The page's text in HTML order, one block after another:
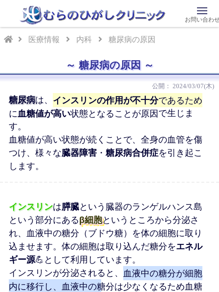
医療情報 内科 糖尿病の原因
糖尿病の原因
2024/03/07(木)
糖尿病は、 インスリンの作用が不十分であるため
に 血糖値が高い状態となることが原因 で生じま
す。
血糖値が高い状態が続くことで、全身の血管を傷
つけ、様々な臓器障害 ・ 糖尿病合併症を引き起こ
します。
インスリンは膵臓という臓器のランゲルハンス島
という部分にあるβ細胞というところから分泌さ
れ、血液中の糖分（ブドウ糖）を体の細胞に取り
込ませます。体の細胞は取り込んだ糖分をエネル
ギー源💪として利用しています。
インスリンが分泌されると、 血液中の糖分が細胞
内に移行し、血液中の糖分は少なくなるため血糖
お問い合わ